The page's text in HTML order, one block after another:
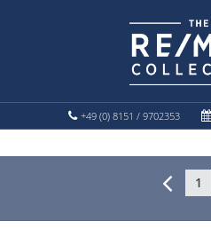
+49 (0) 8151 / 9702353
1